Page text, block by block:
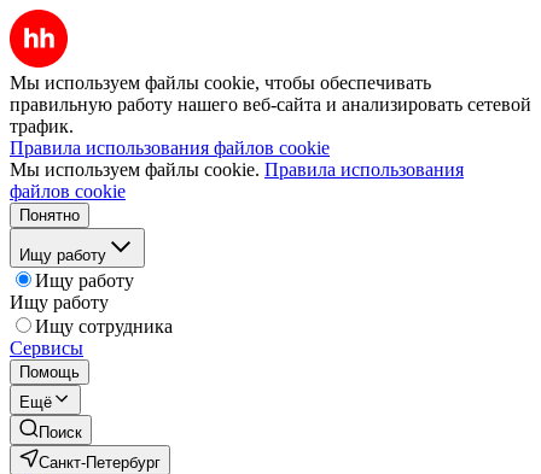
Мы используем файлы cookie, чтобы обеспечивать
правильную работу нашего веб-сайта и анализировать сетевой
трафик.
Правила использования файлов cookie
Мы используем файлы cookie. Правила использования
файлов cookie
Понятно
Ищу работу
Ищу работу
Ищу работу
Ищу сотрудника
Сервисы
Помощь
Ещё
Поиск
Санкт-Петербург